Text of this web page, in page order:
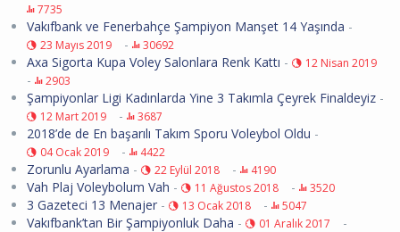
7735
Vakıfbank ve Fenerbahçe Şampiyon Manşet 14 Yaşında -
23 Mayıs 2019 - 30692
Axa Sigorta Kupa Voley Salonlara Renk Kattı - 12 Nisan 2019
- 2903
Şampiyonlar Ligi Kadınlarda Yine 3 Takımla Çeyrek Finaldeyiz -
12 Mart 2019 - 3687
2018’de de En başarılı Takım Sporu Voleybol Oldu -
04 Ocak 2019 - 4422
Zorunlu Ayarlama - 22 Eylül 2018 - 4190
Vah Plaj Voleybolum Vah - 11 Ağustos 2018 - 3520
3 Gazeteci 13 Menajer - 13 Ocak 2018 - 5047
Vakıfbank’tan Bir Şampiyonluk Daha - 01 Aralık 2017 -